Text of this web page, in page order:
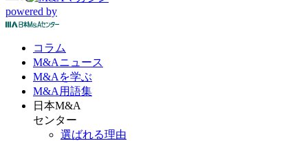
powered by
コラム
M&Aニュース
M&Aを学ぶ
M&A 用語集
日本M&A
センター
選ばれる理由